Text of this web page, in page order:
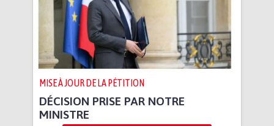
MISE À JOUR DE LA PÉTITION
DÉCISION PRISE PAR NOTRE
MINISTRE